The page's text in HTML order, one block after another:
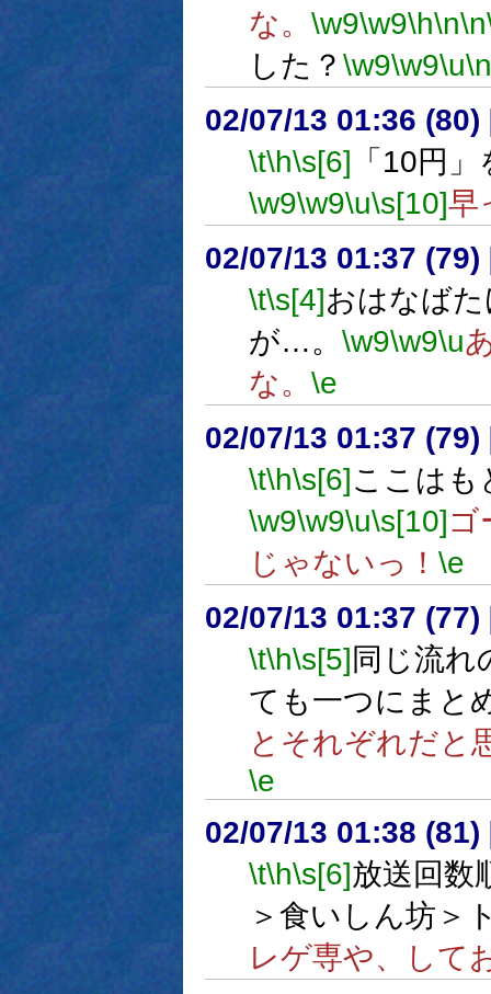
な。 \w9\w9\h\n\n
した？ \w9\w9\u\n
02/07/13 01:36 (80)
\t\h\s[6] 「10円
\w9\w9\u\s[10]早
02/07/13 01:37 (79)
\t\s[4]おはなば
が…。 \w9\w9\u
な。 \e
02/07/13 01:37 (79)
\t\h\s[6]ここはも
\w9\w9\u\s[10]ゴ
じゃないっ！ \e
02/07/13 01:37 (77)
\t\h\s[5]同じ流れ
ても一つにまと
とそれぞれだと
\e
02/07/13 01:38 (81)
\t\h\s[6]放送回数
＞食いしん坊＞
レゲ専や、して